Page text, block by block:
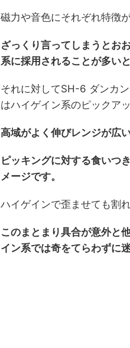
磁力や音色にそれぞれ特徴が
ざっくり言ってしまうとお
系に採用されることが多い
それに対してSH-6 ダンカ
はハイゲイン系のピックア
高域がよく伸びレンジが広
ピッキングに対する食いつ
メージです。
ハイゲインで歪ませても割
このまとまり具合が意外と
イン系では奇をてらわずに